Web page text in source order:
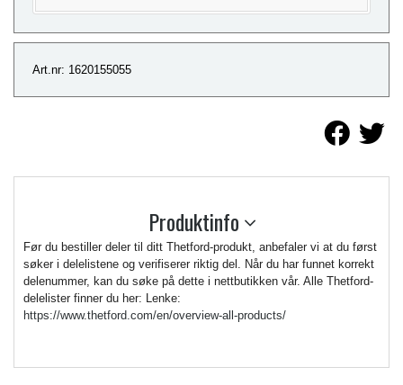
Art.nr: 1620155055
Produktinfo
Før du bestiller deler til ditt Thetford-produkt, anbefaler vi at du først
søker i delelistene og verifiserer riktig del. Når du har funnet korrekt
delenummer, kan du søke på dette i nettbutikken vår. Alle Thetford-
delelister finner du her: Lenke:
https://www.thetford.com/en/overview-all-products/